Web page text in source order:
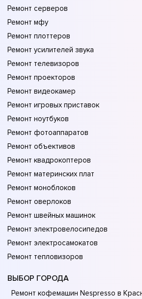
Ремонт серверов
Ремонт мфу
Ремонт плоттеров
Ремонт усилителей звука
Ремонт телевизоров
Ремонт проекторов
Ремонт видеокамер
Ремонт игровых приставок
Ремонт ноутбуков
Ремонт фотоаппаратов
Ремонт объективов
Ремонт квадрокоптеров
Ремонт материнских плат
Ремонт моноблоков
Ремонт оверлоков
Ремонт швейных машинок
Ремонт электровелосипедов
Ремонт электросамокатов
Ремонт тепловизоров
ВЫБОР ГОРОДА
Ремонт кофемашин Nespresso в